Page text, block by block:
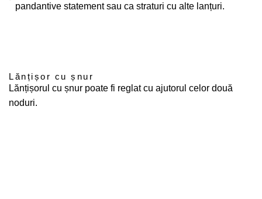
pandantive statement sau ca straturi cu alte lanțuri.
Lănțișor cu șnur
Lănțișorul cu șnur poate fi reglat cu ajutorul celor două
noduri.